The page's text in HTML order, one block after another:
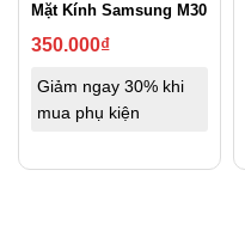
Mặt Kính Samsung M30
350.000₫
Giảm ngay 30% khi
mua phụ kiện